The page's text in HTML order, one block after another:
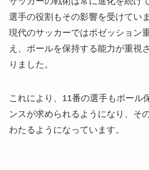
選手の役割もその影響を受けてい
現代のサッカーではポゼッション
え、ボールを保持する能力が重視
りました。
これにより、11番の選手もボール
ンスが求められるようになり、そ
わたるようになっています。